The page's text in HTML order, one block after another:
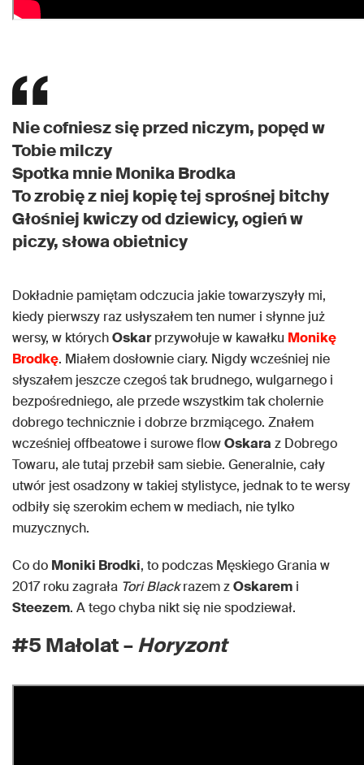
Nie cofniesz się przed niczym, popęd w
Tobie milczy
Spotka mnie Monika Brodka
To zrobię z niej kopię tej sprośnej bitchy
Głośniej kwiczy od dziewicy, ogień w
piczy, słowa obietnicy
Dokładnie pamiętam odczucia jakie towarzyszyły mi,
kiedy pierwszy raz usłyszałem ten numer i słynne już
wersy, w którychOskarprzywołuje w kawałku Monikę
Brodkę. Miałem dosłownie ciary. Nigdy wcześniej nie
słyszałem jeszcze czegoś tak brudnego, wulgarnego i
bezpośredniego, ale przede wszystkim tak cholernie
dobrego technicznie i dobrze brzmiącego. Znałem
wcześniej offbeatowe i surowe flowOskara z Dobrego
Towaru, ale tutaj przebił sam siebie. Generalnie, cały
utwór jest osadzony w takiej stylistyce, jednak to te wersy
odbiły się szerokim echem w mediach, nie tylko
muzycznych.
Co do Moniki Brodki, to podczas Męskiego Grania w
2017 roku zagrała Tori Blackrazem zOskarem i
Steezem. A tego chyba nikt się nie spodziewał.
#5 Małolat –Horyzont